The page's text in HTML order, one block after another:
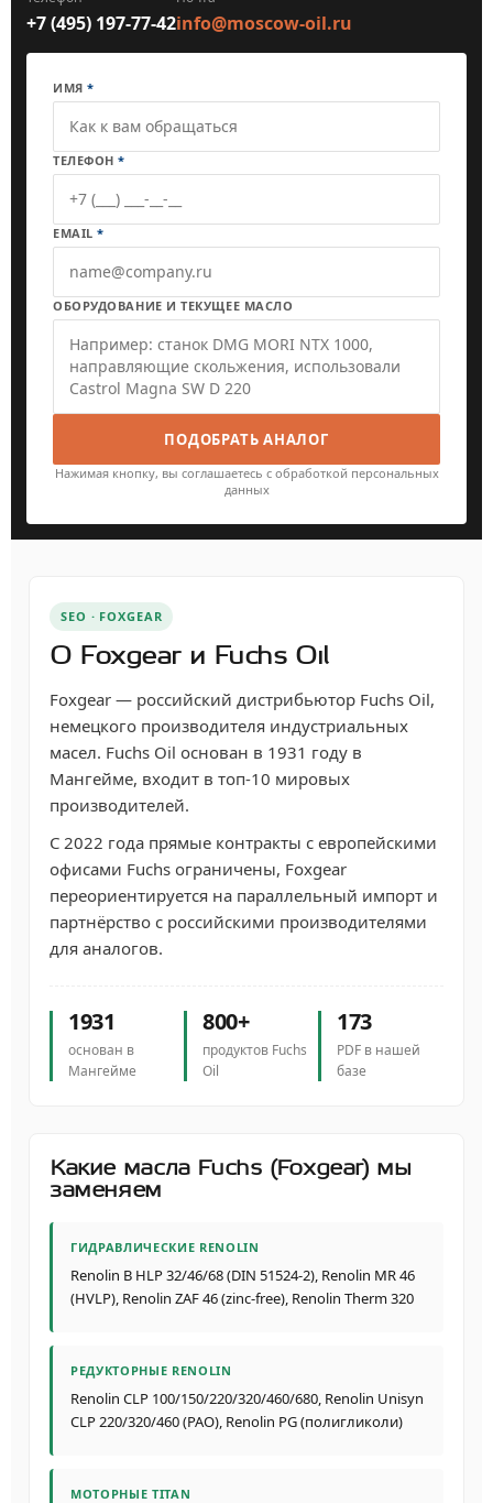
+7 (495) 197-77-42info@moscow-oil.ru
ИМЯ*
ТЕЛЕФОН*
EMAIL*
ОБОРУДОВАНИЕ И ТЕКУЩЕЕ МАСЛО
ПОДОБРАТЬ АНАЛОГ
Нажимая кнопку, вы соглашаетесь с обработкой персональных
данных
SEO · FOXGEAR
О Foxgear и Fuchs Oil
Foxgear — российский дистрибьютор Fuchs Oil,
немецкого производителя индустриальных
масел. Fuchs Oil основан в 1931 году в
Мангейме, входит в топ-10 мировых
производителей.
С 2022 года прямые контракты с европейскими
офисами Fuchs ограничены, Foxgear
переориентируется на параллельный импорт и
партнёрство с российскими производителями
для аналогов.
1931
основан в
Мангейме
800+
продуктов Fuchs
Oil
173
PDF в нашей
базе
Какие масла Fuchs (Foxgear) мы
заменяем
ГИДРАВЛИЧЕСКИЕ RENOLIN
Renolin B HLP 32/46/68 (DIN 51524-2), Renolin MR 46
(HVLP), Renolin ZAF 46 (zinc-free), Renolin Therm 320
РЕДУКТОРНЫЕ RENOLIN
Renolin CLP 100/150/220/320/460/680, Renolin Unisyn
CLP 220/320/460 (PAO), Renolin PG (полигликоли)
МОТОРНЫЕ TITAN